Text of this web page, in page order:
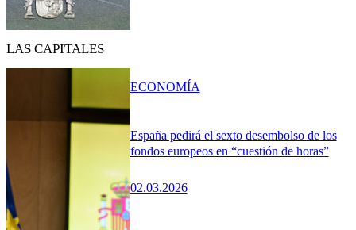
LAS CAPITALES
España pedirá el sexto desembolso de los
fondos europeos en “cuestión de horas”
02.03.2026
ECONOMÍA